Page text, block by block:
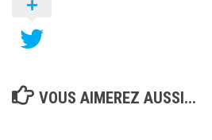
VOUS AIMEREZ AUSSI...